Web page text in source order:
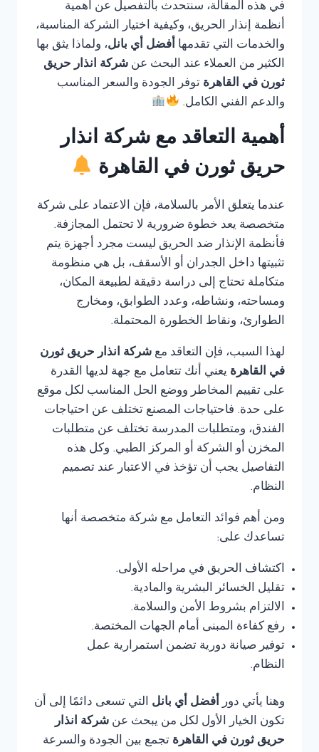
في هذه المقالة، سنتحدث بالتفصيل عن أهمية
أنظمة إنذار الحريق، وكيفية اختيار الشركة المناسبة،
والخدمات التي تقدمها أفضل أي بانل، ولماذا يثق بها
الكثير من العملاء عند البحث عن شركة انذار حريق
ثورن في القاهرة توفر الجودة والسعر المناسب
والدعم الفني الكامل.
أهمية التعاقد مع شركة انذار
حريق ثورن في القاهرة
عندما يتعلق الأمر بالسلامة، فإن الاعتماد على شركة
متخصصة يعد خطوة ضرورية لا تحتمل المجازفة.
فأنظمة الإنذار ضد الحريق ليست مجرد أجهزة يتم
تثبيتها داخل الجدران أو الأسقف، بل هي منظومة
متكاملة تحتاج إلى دراسة دقيقة لطبيعة المكان،
ومساحته، ونشاطه، وعدد الطوابق، ومخارج
الطوارئ، ونقاط الخطورة المحتملة.
لهذا السبب، فإن التعاقد مع شركة انذار حريق ثورن
في القاهرة يعني أنك تتعامل مع جهة لديها القدرة
على تقييم المخاطر ووضع الحل المناسب لكل موقع
على حدة. فاحتياجات المصنع تختلف عن احتياجات
الفندق، ومتطلبات المدرسة تختلف عن متطلبات
المخزن أو الشركة أو المركز الطبي. وكل هذه
التفاصيل يجب أن تؤخذ في الاعتبار عند تصميم
النظام.
ومن أهم فوائد التعامل مع شركة متخصصة أنها
تساعدك على:
اكتشاف الحريق في مراحله الأولى.
تقليل الخسائر البشرية والمادية.
الالتزام بشروط الأمن والسلامة.
رفع كفاءة المبنى أمام الجهات المختصة.
توفير صيانة دورية تضمن استمرارية عمل
النظام.
وهنا يأتي دور أفضل أي بانل التي تسعى دائمًا إلى أن
تكون الخيار الأول لكل من يبحث عن شركة انذار
حريق ثورن في القاهرة تجمع بين الجودة والسرعة